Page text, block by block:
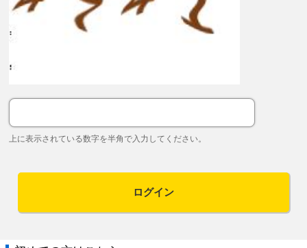
上に表示されている数字を半角で入力してください。